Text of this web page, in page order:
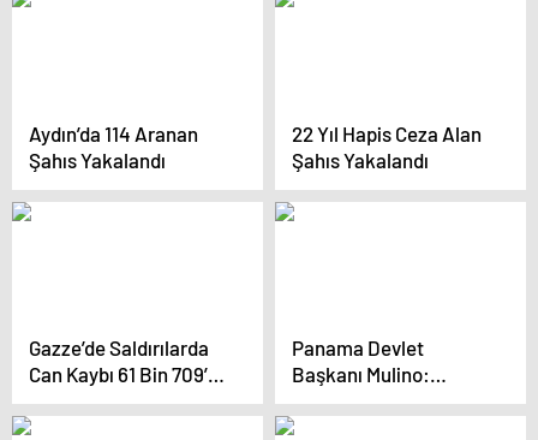
Aydın’da 114 Aranan
Şahıs Yakalandı
22 Yıl Hapis Ceza Alan
Şahıs Yakalandı
Gazze’de Saldırılarda
Can Kaybı 61 Bin 709’a
Ulaştı
Panama Devlet
Başkanı Mulino:
Kanalın Egemenliği
Tartışmasız